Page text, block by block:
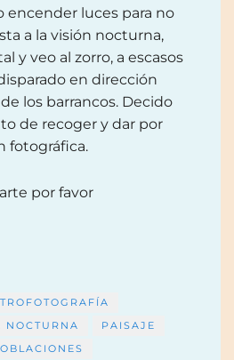
encender luces para no
a la visión nocturna,
y veo al zorro, a escasos
en dirección
los barrancos. Decido
de recoger y dar por
fotográfica.
por favor
NOCTURNA
PAISAJE